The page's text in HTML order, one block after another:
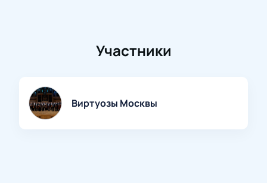
Участники
Виртуозы Москвы